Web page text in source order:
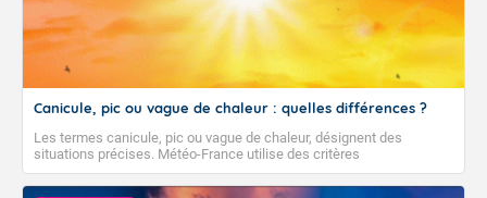
Canicule, pic ou vague de chaleur : quelles différences ?
Les termes canicule, pic ou vague de chaleur, désignent des
situations précises. Météo-France utilise des critères
climatologiques pour évaluer et qualifier les épisodes de chaleur qui
peuvent avoir des impacts sanitaires et socio-économiques